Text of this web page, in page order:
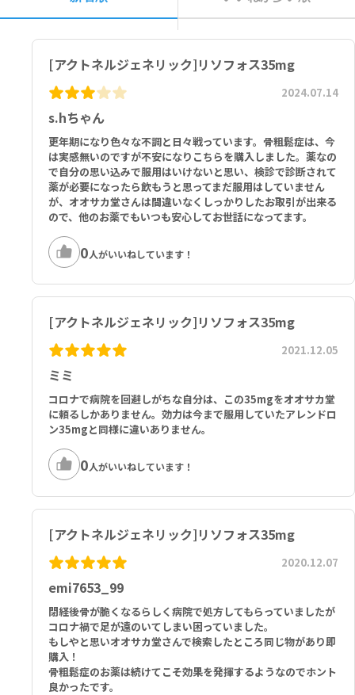
本剤は、立って又は座った状態で十分な量の水で服用し、かつ服用後
30分間は横にならないでください。
本剤は、噛んだり、舐めたりしないでください。
け避けてください。歯や顎の異常がみられた場合は直ちに歯科または
口腔外科を受診してください。
本剤服用により、食道疾患の症状（嚥下困難又は嚥下痛、胸骨後部の
痛み、胸やけなど）があらわれた場合には医師にご相談ください。
外耳炎、耳漏、耳の痛みなどが続く場合は耳鼻咽喉科を受診してくだ
さい。
長期間服用中の方で、太ももや太ももの付け根の痛みがあらわれた場
合は直ちに受診してください。
食事などから十分なカルシウムを摂ってください。
妊娠中・妊娠の可能性のある方は、本剤を服用しないでください。
止してください。
本剤の成分あるいは他のビスフォスフォネート系薬剤に対し過敏症の
既往歴のある方
低カルシウム血症の方
服用時に立位あるいは坐位を30分以上保てない方
高度な腎障害のある方
[アクトネルジェネリック]リソフォス35mg
s.hちゃん
2024.07.14
更年期になり色々な不調と日々戦っています。骨粗鬆症は、今
は実感無いのですが不安になりこちらを購入しました。薬なの
で自分の思い込みで服用はいけないと思い、検診で診断されて
薬が必要になったら飲もうと思ってまだ服用はしていません
が、オオサカ堂さんは間違いなくしっかりしたお取引が出来る
ので、他のお薬でもいつも安心してお世話になってます。
0人がいいねしています！
[アクトネルジェネリック]リソフォス35mg
ミミ
2021.12.05
コロナで病院を回避しがちな自分は、この35mgをオオサカ堂
に頼るしかありません。効力は今まで服用していたアレンドロ
ン35mgと同様に違いありません。
0人がいいねしています！
[アクトネルジェネリック]リソフォス35mg
emi7653_99
2020.12.07
閉経後骨が脆くなるらしく病院で処方してもらっていましたが
コロナ禍で足が遠のいてしまい困っていました。
もしやと思いオオサカ堂さんで検索したところ同じ物があり即
購入！
骨粗鬆症のお薬は続けてこそ効果を発揮するようなのでホント
良かったです。